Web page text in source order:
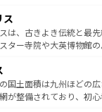
ャンパンの発祥地である
ラベンダー畑など、多
リ以外の地域にも魅力
に足を運ぶとそれぞれで
きるだろう。 なお、新着の
てほしい。
この国は、どこを歩いて
文化的活気、バイエル
ン川沿いのワイン畑と
きな人にはぜひ体験してほしい
報はコンテンツ一覧を
ス
は、古きよき伝統と最
ター寺院や大英博物館
に異なる魅力がある。ま
ビール好きにはたまら
本場だからこそできる
国土面積は九州ほどの
が整備されており、初